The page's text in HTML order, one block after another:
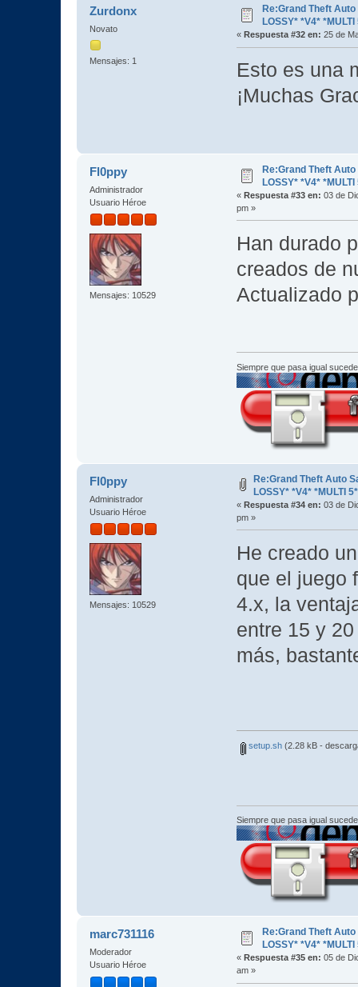
Zurdonx
Novato
Mensajes: 1
Re:Grand Theft
LOSSY* *V4*
« Respuesta #32 en: 25 de
Esto es una
¡Muchas
Fl0ppy
Administrador
Usuario Héroe
Mensajes: 10529
Re:Grand Theft
LOSSY* *V4*
« Respuesta #33 en: 03 de
pm »
Han durado
creados de
Actualizado
Siempre que pasa igual
Fl0ppy
Administrador
Usuario Héroe
Mensajes: 10529
Re:Grand Theft Auto
LOSSY* *V4* *MULTI
« Respuesta #34 en: 03 de
pm »
He creado
que el juego
4.x, la
entre 15 y
más,
setup.sh(2.28 kB -
Siempre que pasa igual
marc731116
Moderador
Usuario Héroe
Re:Grand Theft
LOSSY* *V4*
« Respuesta #35 en: 05 de
am »